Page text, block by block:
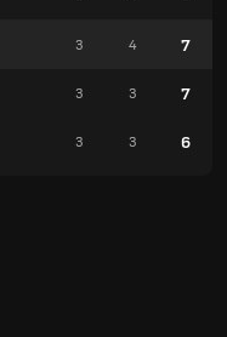
3 4 7
3 3 7
3 3 6